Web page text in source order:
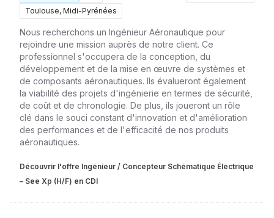
Toulouse, Midi-Pyrénées
Nous recherchons un Ingénieur Aéronautique pour
rejoindre une mission auprès de notre client. Ce
professionnel s'occupera de la conception, du
développement et de la mise en œuvre de systèmes et
de composants aéronautiques. Ils évalueront également
la viabilité des projets d'ingénierie en termes de sécurité,
de coût et de chronologie. De plus, ils joueront un rôle
clé dans le souci constant d'innovation et d'amélioration
des performances et de l'efficacité de nos produits
aéronautiques.
Découvrir l'offre Ingénieur / Concepteur Schématique Électrique
– See Xp (H/F) en CDI